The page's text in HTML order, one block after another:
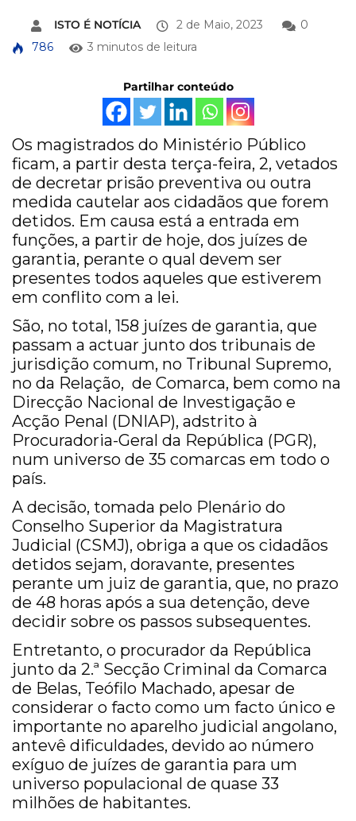
ISTO É NOTÍCIA 2 de Maio, 2023
0
786
3 minutos de leitura
Partilhar conteúdo
Os magistrados do Ministério Público
ficam, a partir desta terça-feira, 2, vetados
de decretar prisão preventiva ou outra
medida cautelar aos cidadãos que forem
detidos. Em causa está a entrada em
funções, a partir de hoje, dos juízes de
garantia, perante o qual devem ser
presentes todos aqueles que estiverem
em conflito com a lei.
São, no total, 158 juízes de garantia, que
passam a actuar junto dos tribunais de
jurisdição comum, no Tribunal Supremo,
no da Relação, de Comarca, bem como na
Direcção Nacional de Investigação e
Acção Penal (DNIAP), adstrito à
Procuradoria-Geral da República (PGR),
num universo de 35 comarcas em todo o
país.
A decisão, tomada pelo Plenário do
Conselho Superior da Magistratura
Judicial (CSMJ), obriga a que os cidadãos
detidos sejam, doravante, presentes
perante um juiz de garantia, que, no prazo
de 48 horas após a sua detenção, deve
decidir sobre os passos subsequentes.
Entretanto, o procurador da República
junto da 2.ª Secção Criminal da Comarca
de Belas, Teófilo Machado, apesar de
considerar o facto como um facto único e
importante no aparelho judicial angolano,
antevê dificuldades, devido ao número
exíguo de juízes de garantia para um
universo populacional de quase 33
milhões de habitantes.